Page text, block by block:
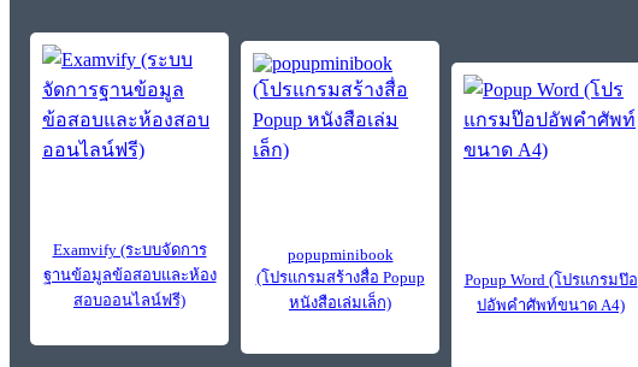
Examvify (ระบบจัดการ
ฐานข้อมูลข้อสอบและห้อง
สอบออนไลน์ฟรี)
popupminibook
(โปรแกรมสร้างสื่อ Popup
หนังสือเล่มเล็ก)
Popup Word (โปรแกรมป๊อ
ปอัพคำศัพท์ขนาด A4)